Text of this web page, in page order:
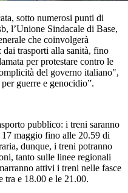
sotto numerosi punti di
l’Unione Sindacale di Base,
che coinvolgerà
trasporti alla sanità, fino
per protestare contro le
del governo italiano",
guerre e genocidio”.
pubblico: i treni saranno
maggio fino alle 20.59 di
dunque, i treni potranno
tanto sulle linee regionali
attivi i treni nelle fasce
tra e 18.00 e le 21.00.